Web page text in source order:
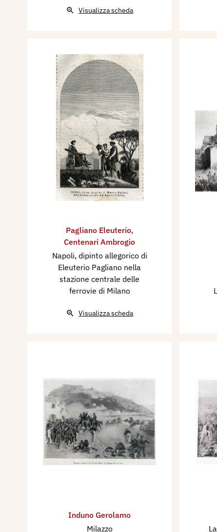
Visualizza scheda
Pagliano Eleuterio,
Centenari Ambrogio
Napoli, dipinto allegorico di
Eleuterio Pagliano nella
stazione centrale delle
ferrovie di Milano
Visualizza scheda
Induno Gerolamo
Milazzo